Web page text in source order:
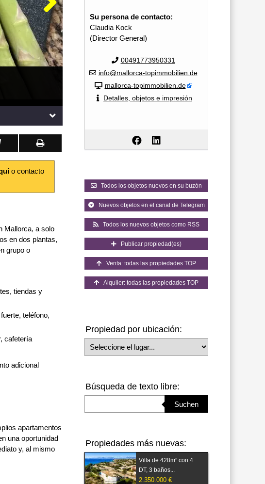
o contacto
Mallorca, a solo
en dos plantas,
grupo o
tiendas y
teléfono,
cafetería
adicional
apartamentos
una oportunidad
y, al mismo
Su persona de contacto:
Claudia Kock
(Director General)
00491773950331
info@mallorca-topimmobilien.de
mallorca-topimmobilien.de
Detalles, objetos e impresión
Todos los objetos nuevos en su buzón
Nuevos objetos en el canal de Telegram
Todos los nuevos objetos como RSS
Publicar propiedad(es)
Venta: todas las propiedades TOP
Alquiler: todas las propiedades TOP
Propiedad por ubicación:
Seleccione el lugar
Búsqueda de texto libre:
Suchen
Propiedades más nuevas:
Villa de 428m² con 4
DT, 3 baños...
2.350.000 €